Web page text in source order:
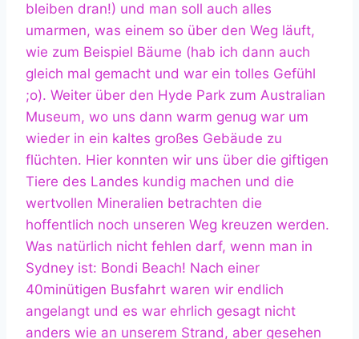
bleiben dran!) und man soll auch alles
umarmen, was einem so über den Weg läuft,
wie zum Beispiel Bäume (hab ich dann auch
gleich mal gemacht und war ein tolles Gefühl
;o). Weiter über den Hyde Park zum Australian
Museum, wo uns dann warm genug war um
wieder in ein kaltes großes Gebäude zu
flüchten. Hier konnten wir uns über die giftigen
Tiere des Landes kundig machen und die
wertvollen Mineralien betrachten die
hoffentlich noch unseren Weg kreuzen werden.
Was natürlich nicht fehlen darf, wenn man in
Sydney ist: Bondi Beach! Nach einer
40minütigen Busfahrt waren wir endlich
angelangt und es war ehrlich gesagt nicht
anders wie an unserem Strand, aber gesehen